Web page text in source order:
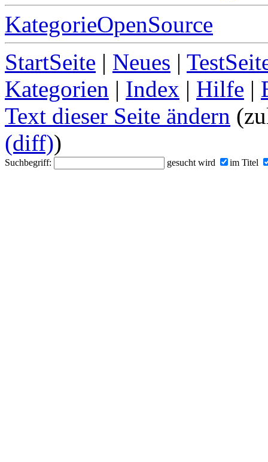
KategorieOpenSource
StartSeite | Neues |
Kategorien | Index | Hilfe |
Text dieser Seite ändern
(diff))
Suchbegriff: gesucht wird im Titel